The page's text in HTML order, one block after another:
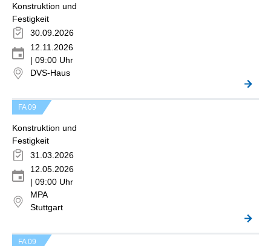
Konstruktion und
Festigkeit
30.09.2026
12.11.2026
| 09:00 Uhr
DVS-Haus
FA 09
Konstruktion und
Festigkeit
31.03.2026
12.05.2026
| 09:00 Uhr
MPA
Stuttgart
FA 09